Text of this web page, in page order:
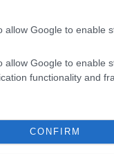
allow Google to enable
allow Google to enable
functionality and
CONFIRM